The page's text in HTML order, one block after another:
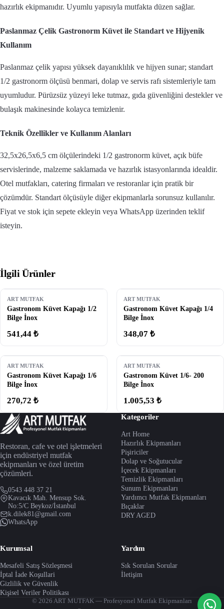
hazırlık ekipmanıdır. Uyumlu yapısıyla mutfakta düzen sağlar.
Paslanmaz Çelik Gastronorm Küvet ile Standart ve Hijyenik
Kullanım
Paslanmaz çelik yapısı yüksek dayanıklılık ve hijyen sunar; standart
1/2 gastronorm ölçüsü benmari, dolap ve servis rafı sistemleriyle tam
uyumludur. Pürüzsüz yüzeyi leke tutmaz, gıda güvenliğini destekler ve
bulaşık makinesinde kolayca temizlenir.
Teknik Özellikler ve Kullanım Alanları
32,5x26,5x6,5 cm ölçülerindeki 1/2 gastronorm küvet, açık büfe
servislerinde, malzeme saklamada ve hazırlık istasyonlarında idealdir.
Otel mutfakları, catering firmaları ve restoranlar için pratik bir
çözümdür. Standart ölçüsüyle diğer ekipmanlarla sorunsuz kullanılır.
Fiyat ve stok için sepete ekleyin veya WhatsApp üzerinden teklif
isteyin.
İlgili Ürünler
ART MUTFAK
Gastronom Küvet Kapağı 1/2
Bilge İnox
541,44 ₺
ART MUTFAK
Gastronom Küvet Kapağı 1/4
Bilge İnox
348,07 ₺
ART MUTFAK
Gastronom Küvet Kapağı 1/6
Bilge İnox
270,72 ₺
ART MUTFAK
Gastronom Küvet 1/6- 200
Bilge İnox
1.005,53 ₺
Restoran, cafe ve otel işletmeleri
için endüstriyel mutfak
ekipmanları ve özel üretim
çözümleri.
0543 448 37 21
Kavacık Mah. Mensup Sok.
No:5/C Beykoz/İstanbul
k.dilek81@gmail.com
WhatsApp
Kategoriler
Art Home
Hazırlık Ekipmanları
Pişiriciler
Dolap ve Soğutucular
İçecek Ekipmanları
Temizlik Ekipmanları
Sunum Ekipmanları
Yardımcı Mutfak Ekipmanları
Bıçaklar
DRY AGED
Kurumsal
Mesafeli Satış Sözleşmesi
İptal İade Koşullari
Gizlilik ve Güvenlik
Kişisel Veriler Politikası
Yardım
Sık Sorulan Sorular
İletişim
© 2026 ART MUTFAK — Profesyonel Mutfak Ekipmanları